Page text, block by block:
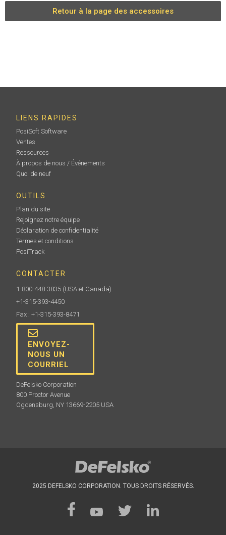
Retour à la page des accessoires
LIENS RAPIDES
PosiSoft Software
Ventes
Ressources
À propos de nous / Événements
Quoi de neuf
OUTILS
Plan du site
Rejoignez notre équipe
Déclaration de confidentialité
Termes et conditions
PosiTrack
CONTACTER
1-800-448-3835 (USA et Canada)
+1-315-393-4450
Fax : +1-315-393-8471
ENVOYEZ-
NOUS UN
COURRIEL
DeFelsko Corporation
800 Proctor Avenue
Ogdensburg, NY 13669-2205 USA
2025 DEFELSKO CORPORATION. TOUS DROITS RÉSERVÉS.